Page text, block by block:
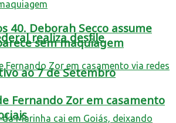
realiza desfile
ao 7 de Setembro
40. Deborah Secco assume
sem maquiagem
Fernando Zor em casamento